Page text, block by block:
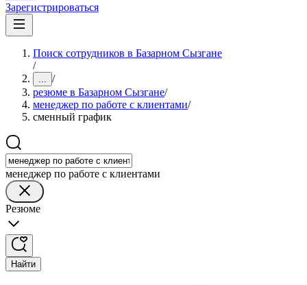
Зарегистрироваться
Поиск сотрудников в Базарном Сызгане
/
... /
резюме в Базарном Сызгане/
менеджер по работе с клиентами/
сменный график
менеджер по работе с клиентами
Резюме
Найти